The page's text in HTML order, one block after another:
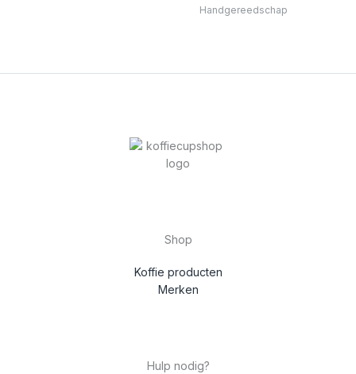
Handgereedschap
Shop
Koffie producten
Merken
Hulp nodig?